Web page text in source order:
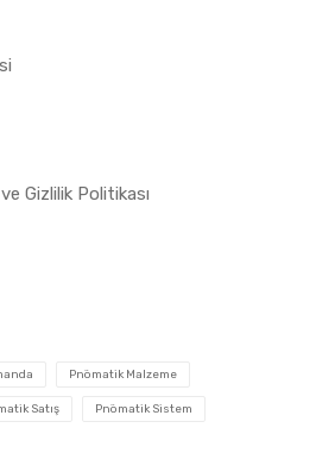
Gizlilik Politikası
Pnömatik Malzeme
Satış Pnömatik Sistem